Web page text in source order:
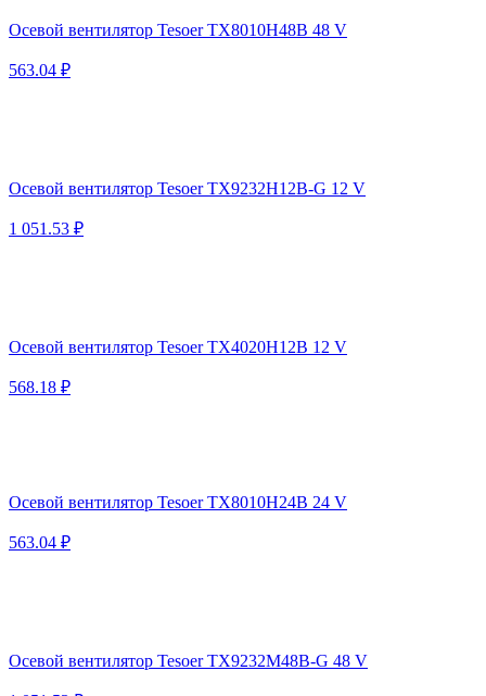
Осевой вентилятор Tesoer TX8010H48B 48 V
563.04 ₽
Осевой вентилятор Tesoer TX9232H12B-G 12 V
1 051.53 ₽
Осевой вентилятор Tesoer TX4020H12B 12 V
568.18 ₽
Осевой вентилятор Tesoer TX8010H24B 24 V
563.04 ₽
Осевой вентилятор Tesoer TX9232M48B-G 48 V